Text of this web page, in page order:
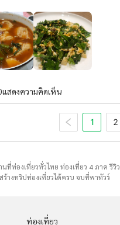
แสดงความคิดเห็น
1 2
ที่ท่องเที่ยวทั่วไทย ท่องเที่ยว 4 ภาค รี
างทริปท่องเที่ยวได้ครบ จบที่พาทัวร์
ท่องเที่ยว